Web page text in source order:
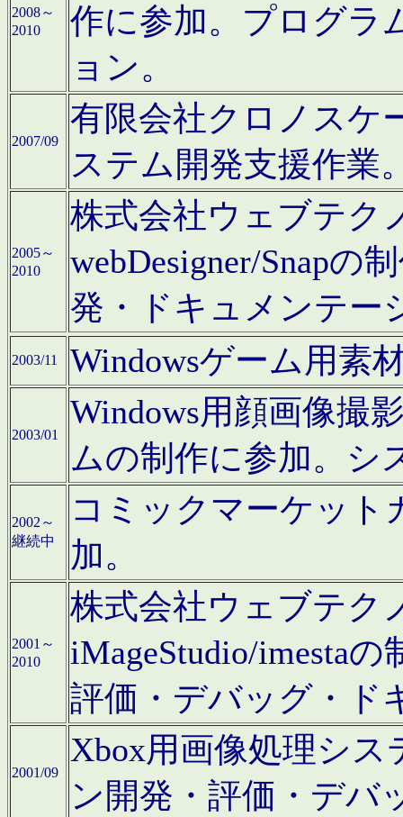
2008～
2010
作に参加。プログラ
ョン。
2007/09
有限会社クロノスケ
ステム開発支援作業
2005～
2010
株式会社ウェブテク
webDesigner/Snapの
発・ドキュメンテー
2003/11 Windowsゲーム用素
2003/01
Windows用顔画像撮
ムの制作に参加。シ
2002～
継続中
コミックマーケット
加。
2001～
2010
株式会社ウェブテク
iMageStudio/imesta
評価・デバッグ・ド
2001/09
Xbox用画像処理シ
ン開発・評価・デバ